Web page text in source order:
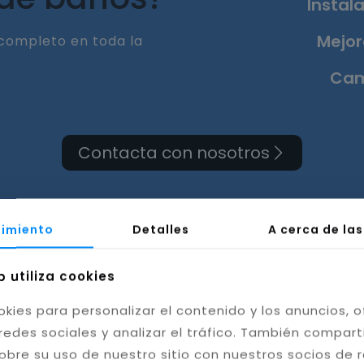
en toda la
Contacta con nosotros
cuarto de baño
Jaén
Detalles A cerca de
utiliza cookies
para personalizar el contenido y los anuncios,
sociales y analizar el tráfico. También
su uso de nuestro sitio con nuestros socios de